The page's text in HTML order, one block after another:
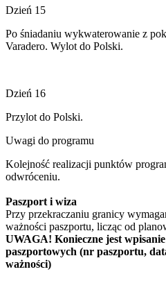
Dzień 15
Po śniadaniu wykwaterowanie z
Varadero. Wylot do Polski.
Dzień 16
Przylot do Polski.
Uwagi do programu
Kolejność realizacji punktów
odwróceniu.
Paszport i wiza
Przy przekraczaniu granicy
ważności paszportu, licząc od
UWAGA! Konieczne jest
paszportowych (nr paszportu,
ważności)